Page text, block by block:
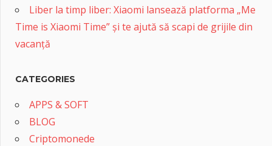
Liber la timp liber: Xiaomi lansează platforma „Me
Time is Xiaomi Time” și te ajută să scapi de grijile din
vacanță
CATEGORIES
APPS & SOFT
BLOG
Criptomonede